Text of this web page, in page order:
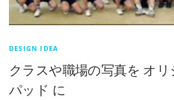
DESIGN IDEA
クラスや職場の写真を オ
パッド に